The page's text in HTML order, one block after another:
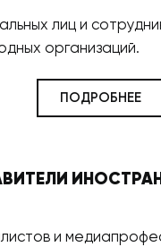
лиц и
организаций.
ПОДРОБНЕЕ
и